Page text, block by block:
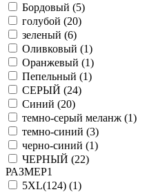
Бордовый (5)
голубой (20)
зеленый (6)
Оливковый (1)
Оранжевый (1)
Пепельный (1)
СЕРЫЙ (24)
Синий (20)
темно-серый меланж (1)
темно-синий (3)
черно-синий (1)
ЧЕРНЫЙ (22)
РАЗМЕР1
5XL(124) (1)